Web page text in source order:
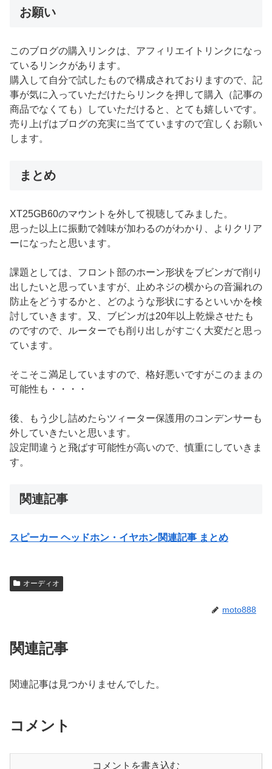
お願い
このブログの購入リンクは、アフィリエイトリンクになっ
ているリンクがあります。
購入して自分で試したもので構成されておりますので、記
事が気に入っていただけたらリンクを押して購入（記事の
商品でなくても）していただけると、とても嬉しいです。
売り上げはブログの充実に当てていますので宜しくお願い
します。
まとめ
XT25GB60のマウントを外して視聴してみました。
思った以上に振動で雑味が加わるのがわかり、よりクリア
ーになったと思います。
課題としては、フロント部のホーン形状をブビンガで削り
出したいと思っていますが、止めネジの横からの音漏れの
防止をどうするかと、どのような形状にするといいかを検
討していきます。又、ブビンガは20年以上乾燥させたも
のですので、ルーターでも削り出しがすごく大変だと思っ
ています。
そこそこ満足していますので、格好悪いですがこのままの
可能性も・・・・
後、もう少し詰めたらツィーター保護用のコンデンサーも
外していきたいと思います。
設定間違うと飛ばす可能性が高いので、慎重にしていきま
す。
関連記事
スピーカー ヘッドホン・イヤホン関連記事 まとめ
オーディオ
moto888
関連記事
関連記事は見つかりませんでした。
コメント
コメントを書き込む